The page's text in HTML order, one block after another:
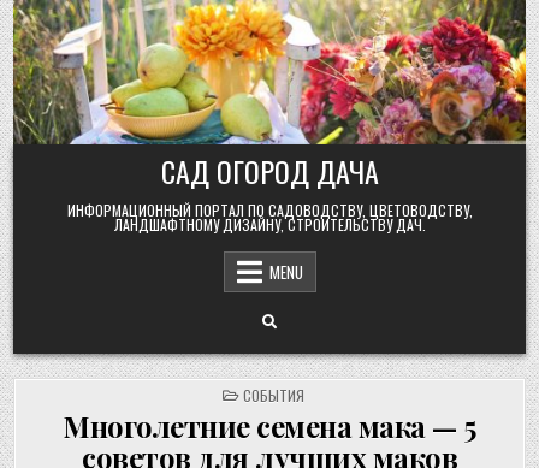
Skip
to
content
САД ОГОРОД ДАЧА
ИНФОРМАЦИОННЫЙ ПОРТАЛ ПО САДОВОДСТВУ, ЦВЕТОВОДСТВУ,
ЛАНДШАФТНОМУ ДИЗАЙНУ, СТРОИТЕЛЬСТВУ ДАЧ.
MENU
POSTED
IN
СОБЫТИЯ
Многолетние семена мака — 5
советов для лучших маков